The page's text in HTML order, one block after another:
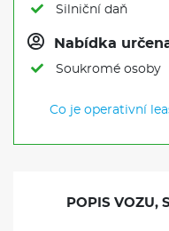
Silniční daň
Nabídka
Soukromé osoby
Co je operativní
POPIS VOZU,